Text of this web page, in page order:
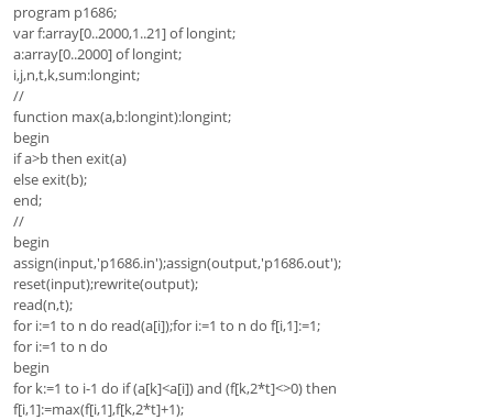
program p1686;
var f:array[0..2000,1..21] of longint;
a:array[0..2000] of longint;
i,j,n,t,k,sum:longint;
//
function max(a,b:longint):longint;
begin
if a>b then exit(a)
else exit(b);
end;
//
begin
assign(input,'p1686.in');assign(output,'p1686.out');
reset(input);rewrite(output);
read(n,t);
for i:=1 to n do read(a[i]);for i:=1 to n do f[i,1]:=1;
for i:=1 to n do
begin
for k:=1 to i-1 do if (a[k]<a[i]) and (f[k,2*t]<>0) then
f[i,1]:=max(f[i,1],f[k,2*t]+1);